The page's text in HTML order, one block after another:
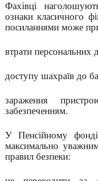
Фахівці
ознаки класичного
посиланнями може
втрати персональних
доступу шахраїв до
зараження
забезпеченням.
У Пенсійному фонді
максимально
правил безпеки: